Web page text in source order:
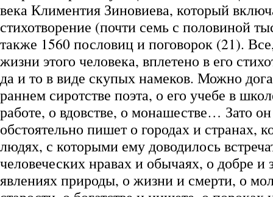
века Климентия Зиновиева, который
стихотворение (почти семь с половиной
также 1560 пословиц и поговорок (21).
жизни этого человека, вплетено в его
да и то в виде скупых намеков. Можно
раннем сиротстве поэта, о его учебе в
работе, о вдовстве, о монашестве… Зато
обстоятельно пишет о городах и странах,
людях, с которыми ему доводилось
человеческих нравах и обычаях, о добре и
явлениях природы, о жизни и смерти, о